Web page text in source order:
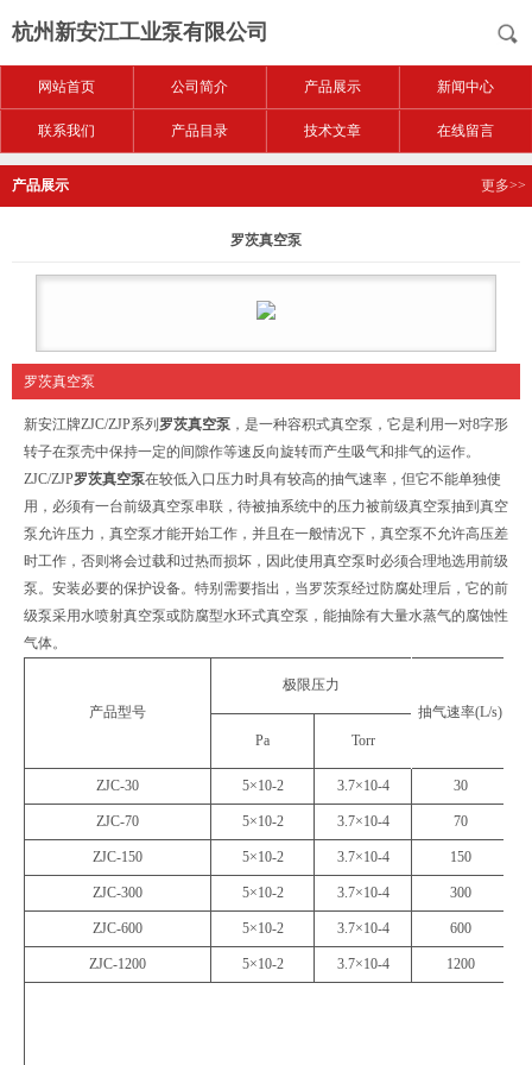
杭州新安江工业泵有限公司
网站首页 公司简介 产品展示 新闻中心
联系我们 产品目录 技术文章 在线留言
产品展示 更多>>
罗茨真空泵
罗茨真空泵
新安江牌ZJC/ZJP系列罗茨真空泵 ，是一种容积式真空泵，它是利用一对8字形
转子在泵壳中保持一定的间隙作等速反向旋转而产生吸气和排气的运作。
ZJC/ZJP罗茨真空泵在较低入口压力时具有较高的抽气速率，但它不能单独使
用，必须有一台前级真空泵串联，待被抽系统中的压力被前级真空泵抽到真空
泵允许压力，真空泵才能开始工作，并且在一般情况下，真空泵不允许高压差
时工作，否则将会过载和过热而损坏，因此使用真空泵时必须合理地选用前级
泵。安装必要的保护设备。特别需要指出，当罗茨泵经过防腐处理后，它的前
级泵采用水喷射真空泵或防腐型水环式真空泵，能抽除有大量水蒸气的腐蚀性
气体。
产品型号
极限压力
抽气速率(L/s)
Pa
Torr
ZJC-30 5×10-2 3.7×10-4 30
ZJC-70 5×10-2 3.7×10-4 70
ZJC-150 5×10-2 3.7×10-4 150
ZJC-300 5×10-2 3.7×10-4 300
ZJC-600 5×10-2 3.7×10-4 600
ZJC-1200 5×10-2 3.7×10-4 1200